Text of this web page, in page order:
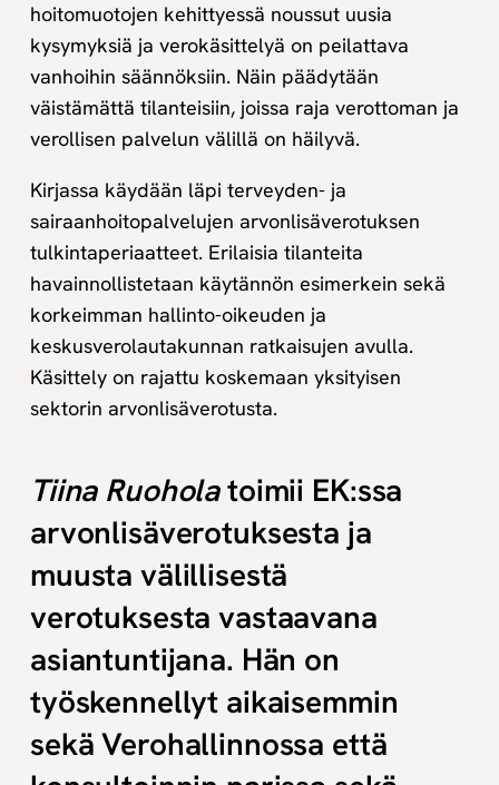
hoitomuotojen kehittyessä noussut uusia
kysymyksiä ja verokäsittelyä on peilattava
vanhoihin säännöksiin. Näin päädytään
väistämättä tilanteisiin, joissa raja verottoman ja
verollisen palvelun välillä on häilyvä.
Kirjassa käydään läpi terveyden- ja
sairaanhoitopalvelujen arvonlisäverotuksen
tulkintaperiaatteet. Erilaisia tilanteita
havainnollistetaan käytännön esimerkein sekä
korkeimman hallinto-oikeuden ja
keskusverolautakunnan ratkaisujen avulla.
Käsittely on rajattu koskemaan yksityisen
sektorin arvonlisäverotusta.
Tiina Ruoholatoimii EK:ssa
arvonlisäverotuksesta ja
muusta välillisestä
verotuksesta vastaavana
asiantuntijana. Hän on
työskennellyt aikaisemmin
sekä Verohallinnossa että